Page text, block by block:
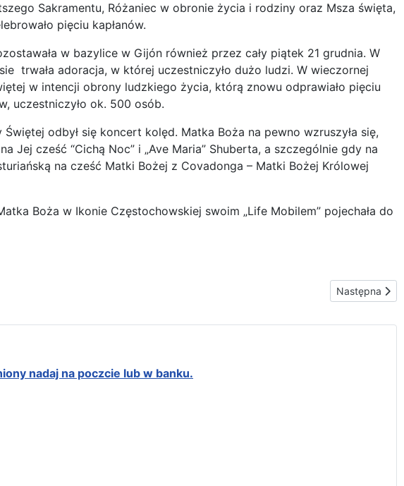
Sakramentu, Różaniec w obronie życia i rodziny oraz Msza święta,
pięciu kapłanów.
w bazylice w Gijón również przez cały piątek 21 grudnia. W
trwała adoracja, w której uczestniczyło dużo ludzi. W wieczornej
w intencji obrony ludzkiego życia, którą znowu odprawiało pięciu
uczestniczyło ok. 500 osób.
Świętej odbył się koncert kolęd. Matka Boża na pewno wzruszyła się,
Jej cześć “Cichą Noc” i „Ave Maria” Shuberta, a szczególnie gdy na
na cześć Matki Bożej z Covadonga – Matki Bożej Królowej
Boża w Ikonie Częstochowskiej swoim „Life Mobilem” pojechała do
Następna
Następna
nadaj na poczcie lub w banku.